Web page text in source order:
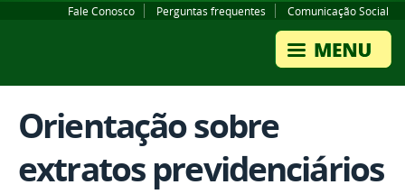
Fale Conosco Perguntas frequentes Comunicação Social
Orientação sobre
extratos previdenciários